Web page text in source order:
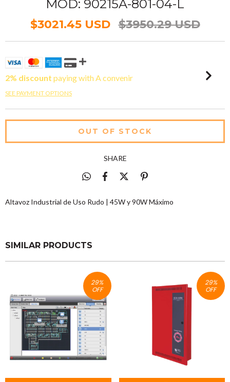
MOD: 90215A-801-04-L
$3021.45 USD $3950.29 USD
2% discount paying with A convenir
SEE PAYMENT OPTIONS
SHARE
Altavoz Industrial de Uso Rudo | 45W y 90W Máximo
SIMILAR PRODUCTS
29%
OFF
29%
OFF